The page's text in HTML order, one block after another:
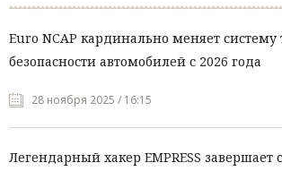
Euro NCAP кардинально меняет систему
безопасности автомобилей с 2026 года
28 ноября 2025 / 16:15
Легендарный хакер EMPRESS завершает